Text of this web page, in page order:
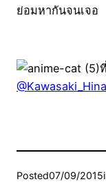
ย่อมหากันจนเจอ
@Kawasaki_Hina
Posted07/09/2015